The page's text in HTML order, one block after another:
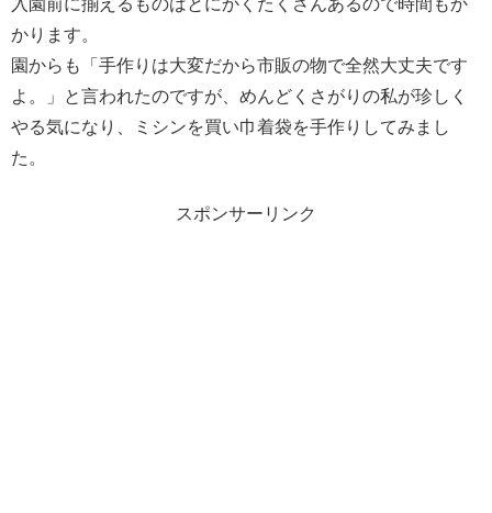
入園前に揃えるものはとにかくたくさんあるので時間もか
かります。
園からも「手作りは大変だから市販の物で全然大丈夫です
よ。」と言われたのですが、めんどくさがりの私が珍しく
やる気になり、ミシンを買い巾着袋を手作りしてみまし
た。
スポンサーリンク